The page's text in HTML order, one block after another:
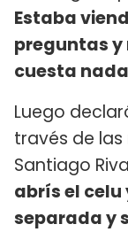
Estaba
preguntas y
cuesta nada
Luego
través de las
Santiago
abrís el celu
separada y